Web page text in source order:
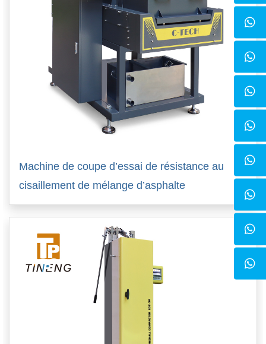
Machine de coupe d’essai de résistance au
cisaillement de mélange d’asphalte